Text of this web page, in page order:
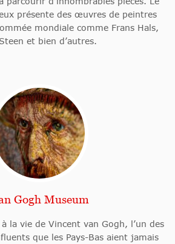
présente des œuvres de peintres
mondiale comme Frans Hals,
et bien d’autres.
Gogh Museum
la vie de Vincent van Gogh, l’un des
que les Pays-Bas aient jamais